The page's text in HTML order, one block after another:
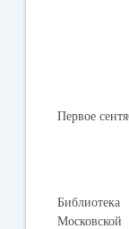
Первое
Библиотека
Московской